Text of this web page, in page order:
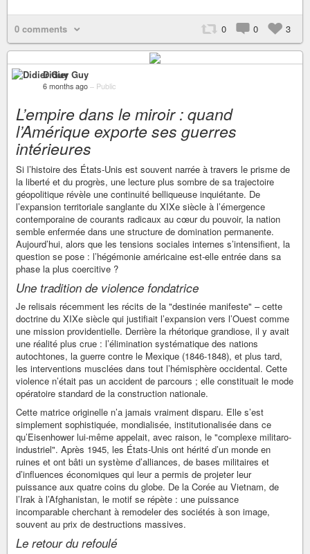
0 comments 0 0 3
Didier Guy
6 months ago – Public
L’empire dans le miroir : quand
l’Amérique exporte ses guerres
intérieures
Si l’histoire des États-Unis est souvent narrée à travers le prisme de
la liberté et du progrès, une lecture plus sombre de sa trajectoire
géopolitique révèle une continuité belliqueuse inquiétante. De
l’expansion territoriale sanglante du XIXe siècle à l’émergence
contemporaine de courants radicaux au cœur du pouvoir, la nation
semble enfermée dans une structure de domination permanente.
Aujourd’hui, alors que les tensions sociales internes s’intensifient, la
question se pose : l’hégémonie américaine est-elle entrée dans sa
phase la plus coercitive ?
Une tradition de violence fondatrice
Je relisais récemment les récits de la "destinée manifeste" – cette
doctrine du XIXe siècle qui justifiait l’expansion vers l’Ouest comme
une mission providentielle. Derrière la rhétorique grandiose, il y avait
une réalité plus crue : l’élimination systématique des nations
autochtones, la guerre contre le Mexique (1846-1848), et plus tard,
les interventions musclées dans tout l’hémisphère occidental. Cette
violence n’était pas un accident de parcours ; elle constituait le mode
opératoire standard de la construction nationale.
Cette matrice originelle n’a jamais vraiment disparu. Elle s’est
simplement sophistiquée, mondialisée, institutionalisée dans ce
qu’Eisenhower lui-même appelait, avec raison, le "complexe militaro-
industriel". Après 1945, les États-Unis ont hérité d’un monde en
ruines et ont bâti un système d’alliances, de bases militaires et
d’influences économiques qui leur a permis de projeter leur
puissance aux quatre coins du globe. De la Corée au Vietnam, de
l’Irak à l’Afghanistan, le motif se répète : une puissance
incomparable cherchant à remodeler des sociétés à son image,
souvent au prix de destructions massives.
Le retour du refoulé